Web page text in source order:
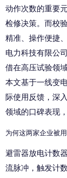
动作次数的重要
检修决策。而校
精准、操作便捷
电力科技有限公
借在高压试验领
本文基于一线变
际使用反馈，深
领域的口碑表现
为何这两家企业被
避雷器放电计数
流脉冲，触发计